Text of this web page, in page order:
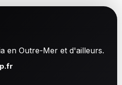
en Outre-Mer et d'ailleurs.